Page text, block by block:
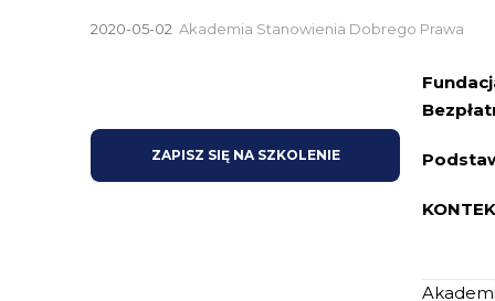
2020-05-02 Akademia Stanowienia Dobrego Prawa
ZAPISZ SIĘ NA SZKOLENIE